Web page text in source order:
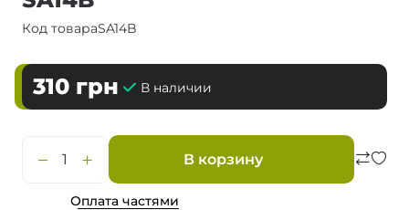
Код товараSA14B
310 грн В наличии
В корзину
Оплата частями